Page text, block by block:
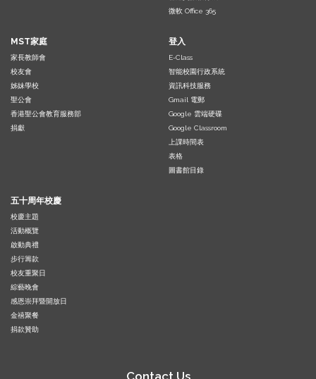
微軟 Office 365
MST家庭
家長教師會
校友會
姊妹學校
聖公會
香港聖公會教育服務部
捐獻
登入
E-Class
智能校園行政系統
資訊科技服務
Gmail 電郵
Google 雲端硬碟
Google Classroom
上課時間表
表格
圖書館目錄
五十周年校慶
校慶主題
活動概覽
啟動典禮
步行籌款
校友重聚日
綜藝晚會
感恩崇拜暨開放日
金禧聚餐
捐款贊助
Contact Us